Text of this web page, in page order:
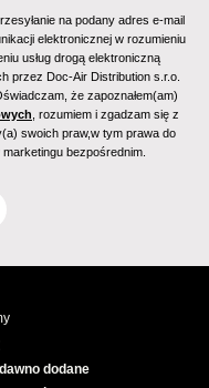
na podany adres e-mail
elektronicznej w rozumieniu
usług drogą elektroniczną
przez Doc-Air Distribution s.r.o.
że zapoznałem(am)
, rozumiem i zgadzam się z
swoich praw,w tym prawa do
bezpośrednim.
dodane